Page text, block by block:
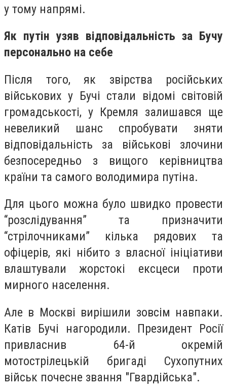
у тому напрямі.
Як путін узяв відповідальність за Бучу
персонально на себе
Після того, як звірства російських
військових у Бучі стали відомі світовій
громадськості, у Кремля залишався ще
невеликий шанс спробувати зняти
відповідальність за військові злочини
безпосередньо з вищого керівництва
країни та самого володимира путіна.
Для цього можна було швидко провести
“розслідування” та призначити
“стрілочниками” кілька рядових та
офіцерів, які нібито з власної ініціативи
влаштували жорстокі ексцеси проти
мирного населення.
Але в Москві вирішили зовсім навпаки.
Катів Бучі нагородили. Президент Росії
привласнив 64-й окремій
мотострілецькій бригаді Сухопутних
військ почесне звання "Гвардійська".